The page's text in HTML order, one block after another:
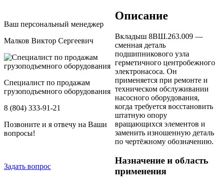
Ваш персональный менеджер
Малков Виктор Сергеевич
Специалист по продажам
грузоподъемного оборудования
8 (804) 333-91-21
Позвоните и я отвечу на Ваши
вопросы!
Задать вопрос
Описание
Вкладыш 8ВШ.263.009 —
сменная деталь
подшипникового узла
герметичного центробежного
электронасоса. Он
применяется при ремонте и
техническом обслуживании
насосного оборудования,
когда требуется восстановить
штатную опору
вращающихся элементов и
заменить изношенную деталь
по чертёжному обозначению.
Назначение и область
применения